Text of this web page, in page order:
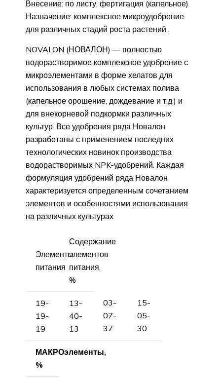
Внесение: по листу, фертигация (капельное).
Назначение: комплексное микроудобрение
для различных стадий роста растений..
NOVALON (НОВАЛОН) — полностью
водорастворимое комплексное удобрение с
микроэлементами в форме хелатов для
использования в любых системах полива
(капельное орошение, дождевание и т.д.) и
для внекорневой подкормки различных
культур. Все удобрения ряда Новалон
разработаны с применением последних
технологических новинок производства
водорастворимых NPK-удобрений. Каждая
формуляция удобрений ряда Новалон
характеризуется определенным сочетанием
элементов и особенностями использования
на различных культурах.
Элементы
питания
Содержание
элементов
питания,
%
19-
19-
19
13-
40-
13
03-
07-
37
15-
05-
30
МАКРОэлементы,
%